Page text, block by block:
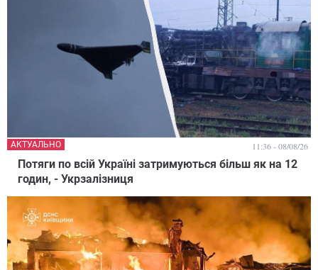
Потяги по всій Україні затримуються більш як на 12
годин, - Укрзалізниця
АКТУАЛЬНО 11:36 - 08/08/26